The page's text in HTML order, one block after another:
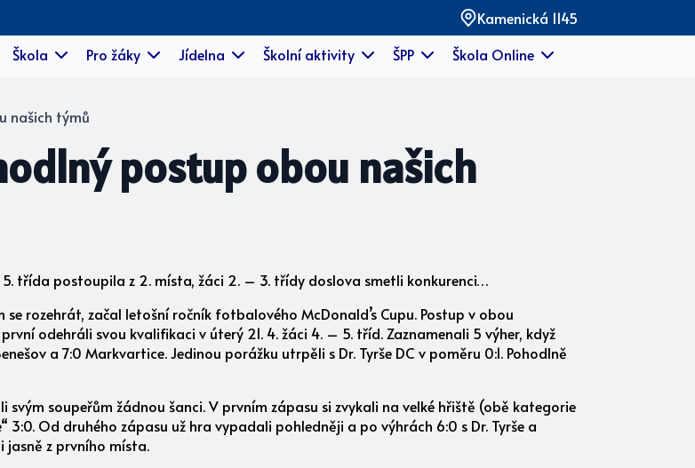
Kamenická 1145
Škola
Pro žáky Jídelna Školní aktivity ŠPP Škola Online
našich týmů
postup obou našich
třída postoupila z 2. místa, žáci 2. – 3. třídy doslova smetli konkurenci…
rozehrát, začal letošní ročník fotbalového McDonald’s Cupu. Postup v obou
odehráli svou kvalifikaci v úterý 21. 4. žáci 4. – 5. tříd. Zaznamenali 5 výher, když
a 7:0 Markvartice. Jedinou porážku utrpěli s Dr. Tyrše DC v poměru 0:1. Pohodlně
soupeřům žádnou šanci. V prvním zápasu si zvykali na velké hřiště (obě kategorie
Od druhého zápasu už hra vypadali pohledněji a po výhrách 6:0 s Dr. Tyrše a
jasně z prvního místa.